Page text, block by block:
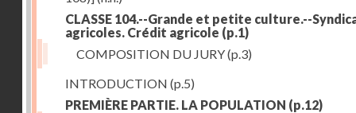
CLASSE 104.--Grande et petite culture.--
agricoles. Crédit agricole (p.1)
COMPOSITION DU JURY(p.3)
INTRODUCTION (p.5)
PREMIÈRE PARTIE. LA POPULATION (p.12)